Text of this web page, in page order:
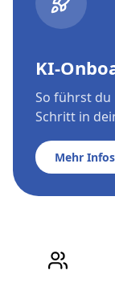
KI-
So führst
Schritt in
Mehr Infos